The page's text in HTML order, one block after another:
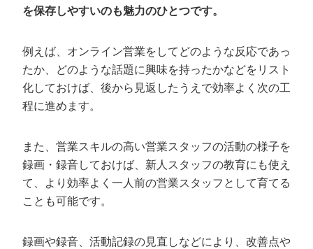
を保存しやすいのも魅力のひとつです。
例えば、オンライン営業をしてどのような反応であっ
たか、どのような話題に興味を持ったかなどをリスト
化しておけば、後から見返したうえで効率よく次の工
程に進めます。
また、営業スキルの高い営業スタッフの活動の様子を
録画・録音しておけば、新人スタッフの教育にも使え
て、より効率よく一人前の営業スタッフとして育てる
ことも可能です。
録画や録音、活動記録の見直しなどにより、改善点や